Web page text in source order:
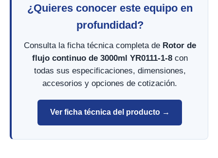
¿Quieres conocer este equipo en
profundidad?
Consulta la ficha técnica completa de Rotor de
flujo continuo de 3000ml YR0111-1-8con
todas sus especificaciones, dimensiones,
accesorios y opciones de cotización.
Ver ficha técnica del producto →